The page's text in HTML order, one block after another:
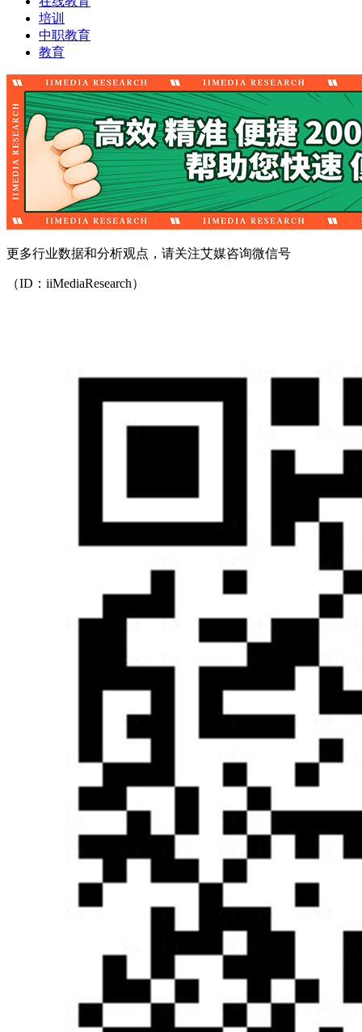
培训
中职教育
教育
更多行业数据和分析观点，请关注艾媒咨询微信号
（ID：iiMediaResearch）